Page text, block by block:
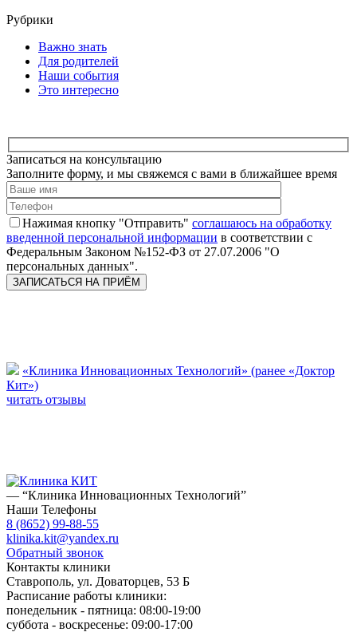
Рубрики
Важно знать
Для родителей
Наши события
Это интересно
Записаться на консультацию
Заполните форму, и мы свяжемся с вами в ближайшее время
Нажимая кнопку "Отправить" соглашаюсь на обработку
введенной персональной информации в соответствии с
Федеральным Законом №152-ФЗ от 27.07.2006 "О
персональных данных".
«Клиника Инновационных Технологий» (ранее «Доктор
Кит»)
читать отзывы
— “Клиника Инновационных Технологий”
Наши Телефоны
8 (8652) 99-88-55
klinika.kit@yandex.ru
Обратный звонок
Контакты клиники
Ставрополь, ул. Доваторцев, 53 Б
Расписание работы клиники:
понедельник - пятница: 08:00-19:00
суббота - воскресенье: 09:00-17:00